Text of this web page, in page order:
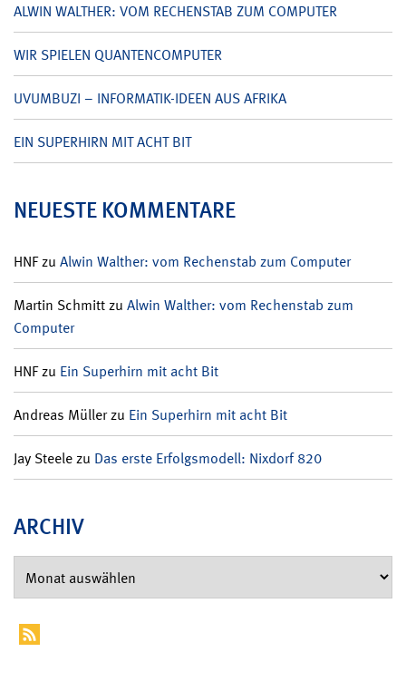
ALWIN WALTHER: VOM RECHENSTAB ZUM COMPUTER
WIR SPIELEN QUANTENCOMPUTER
UVUMBUZI – INFORMATIK-IDEEN AUS AFRIKA
EIN SUPERHIRN MIT ACHT BIT
NEUESTE KOMMENTARE
HNFzu Alwin Walther: vom Rechenstab zum Computer
Martin Schmittzu Alwin Walther: vom Rechenstab zum
Computer
HNFzu Ein Superhirn mit acht Bit
Andreas Müllerzu Ein Superhirn mit acht Bit
Jay Steelezu Das erste Erfolgsmodell: Nixdorf 820
ARCHIV